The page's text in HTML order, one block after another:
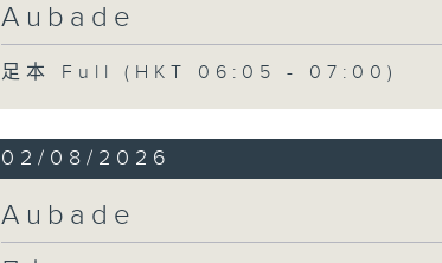
Aubade
足本 Full (HKT 06:05 - 07:00)
02/08/2026
Aubade